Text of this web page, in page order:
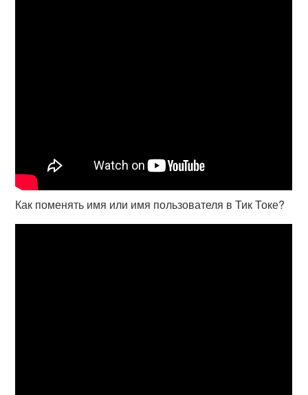
Как поменять имя или имя пользователя в Тик Токе?